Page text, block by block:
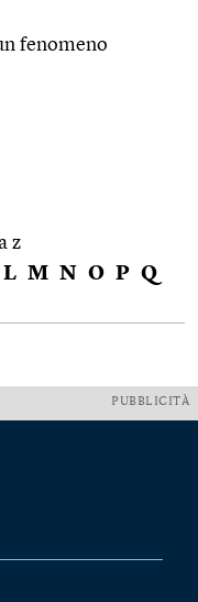
fenomeno
z
L M N O P Q
PUBBLICITÀ